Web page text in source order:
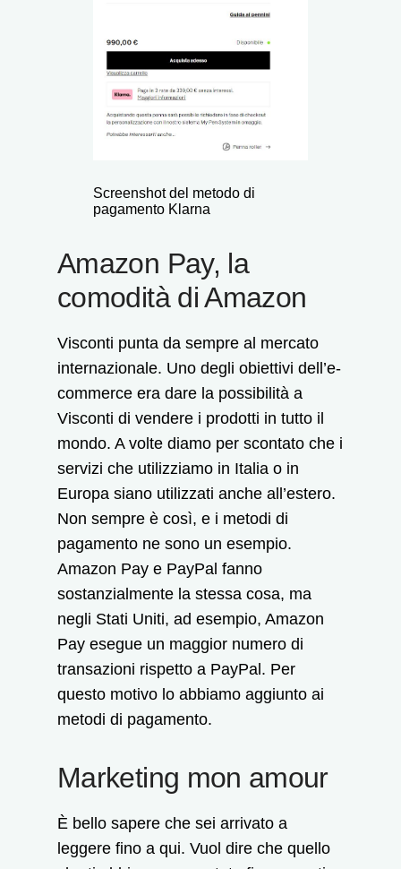
Screenshot del metodo di
pagamento Klarna
Amazon Pay, la
comodità di Amazon
Visconti punta da sempre al mercato
internazionale. Uno degli obiettivi dell’e-
commerce era dare la possibilità a
Visconti di vendere i prodotti in tutto il
mondo. A volte diamo per scontato che i
servizi che utilizziamo in Italia o in
Europa siano utilizzati anche all’estero.
Non sempre è così, e i metodi di
pagamento ne sono un esempio.
Amazon Pay e PayPal fanno
sostanzialmente la stessa cosa, ma
negli Stati Uniti, ad esempio, Amazon
Pay esegue un maggior numero di
transazioni rispetto a PayPal. Per
questo motivo lo abbiamo aggiunto ai
metodi di pagamento.
Marketing mon amour
È bello sapere che sei arrivato a
leggere fino a qui. Vuol dire che quello